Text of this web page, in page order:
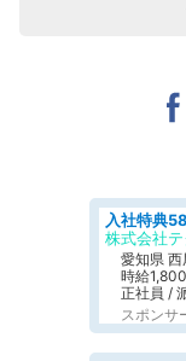
株式会社
愛知県 西
時給
正社員 /
スポンサ